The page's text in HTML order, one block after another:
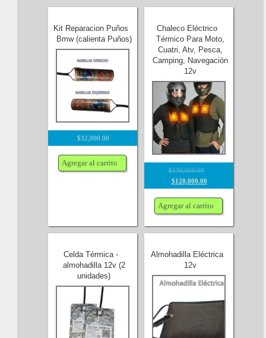
Kit Reparacion Puños
Bmw (calienta Puños)
$32,000.00
Agregar al carrito
Chaleco Eléctrico
Térmico Para Moto,
Cuatri, Atv, Pesca,
Camping, Navegación
12v
$130,000.00
$120,000.00
Agregar al carrito
Celda Térmica -
almohadilla 12v (2
unidades)
Almohadilla Eléctrica
12v